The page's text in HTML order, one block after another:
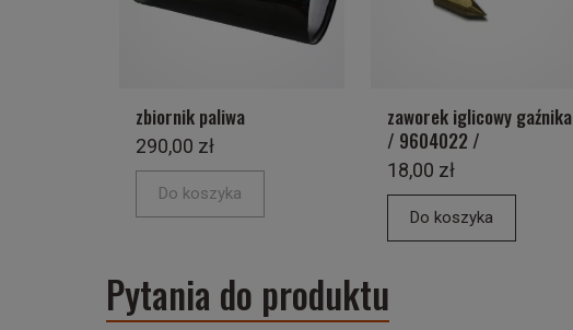
zbiornik paliwa
290,00 zł
Do koszyka
zaworek iglicowy gaźnika
/ 9604022 /
18,00 zł
Do koszyka
Pytania do produktu